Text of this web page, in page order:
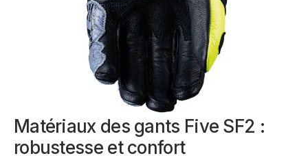
Matériaux des gants Five SF2 :
robustesse et confort